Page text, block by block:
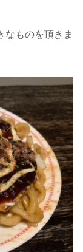
なものを頂きま